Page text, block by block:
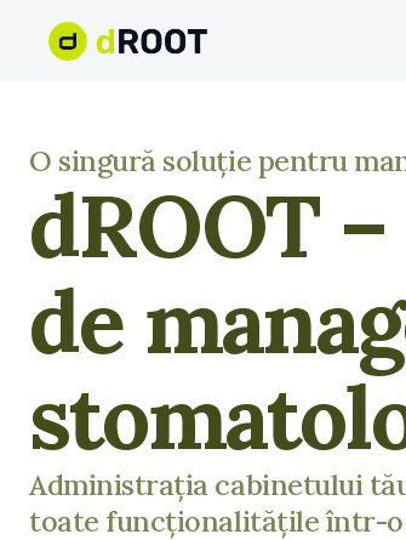
O singură soluție pentru
dROOT
de
Administrația cabinetului
toate funcționalitățile într-o